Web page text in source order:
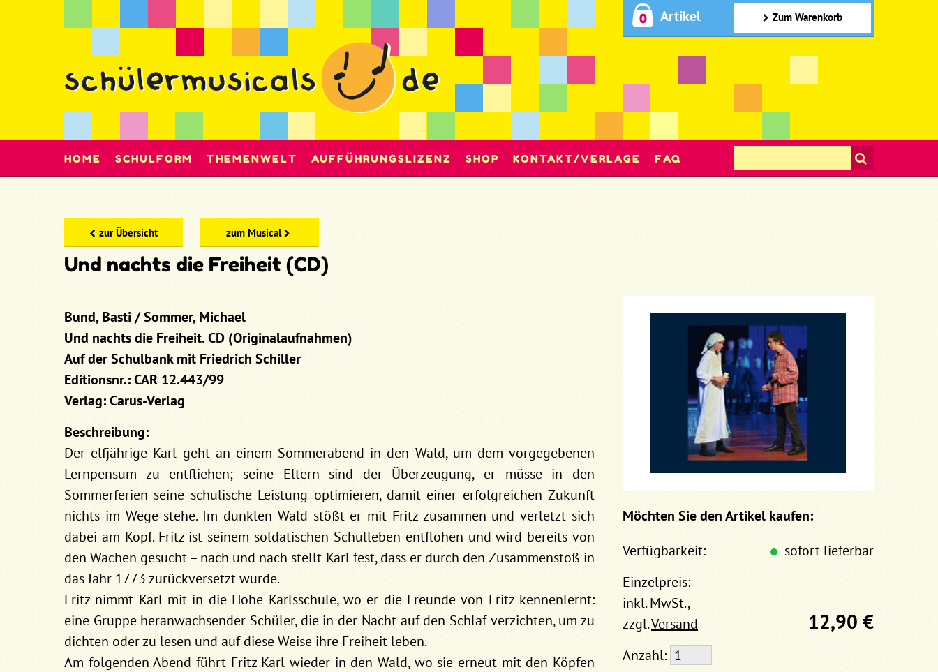
0 Artikel Zum Warenkorb
HOME SCHULFORM THEMENWELT AUFFÜHRUNGSLIZENZ SHOP KONTAKT/VERLAGE FAQ
zur Übersicht zum Musical
Und nachts die Freiheit (CD)
Bund, Basti / Sommer, Michael
Und nachts die Freiheit. CD (Originalaufnahmen)
Auf der Schulbank mit Friedrich Schiller
Editionsnr.: CAR 12.443/99
Verlag: Carus-Verlag
Beschreibung:
Der elfjährige Karl geht an einem Sommerabend in den Wald, um dem vorgegebenen
Lernpensum zu entfliehen; seine Eltern sind der Überzeugung, er müsse in den
Sommerferien seine schulische Leistung optimieren, damit einer erfolgreichen Zukunft
nichts im Wege stehe. Im dunklen Wald stößt er mit Fritz zusammen und verletzt sich
dabei am Kopf. Fritz ist seinem soldatischen Schulleben entflohen und wird bereits von
den Wachen gesucht – nach und nach stellt Karl fest, dass er durch den Zusammenstoß in
das Jahr 1773 zurückversetzt wurde.
Fritz nimmt Karl mit in die Hohe Karlsschule, wo er die Freunde von Fritz kennenlernt:
eine Gruppe heranwachsender Schüler, die in der Nacht auf den Schlaf verzichten, um zu
dichten oder zu lesen und auf diese Weise ihre Freiheit leben.
Am folgenden Abend führt Fritz Karl wieder in den Wald, wo sie erneut mit den Köpfen
Möchten Sie den Artikel kaufen:
Verfügbarkeit:
sofort lieferbar
Einzelpreis:
inkl. MwSt.,
zzgl.Versand 12,90 €
Anzahl: